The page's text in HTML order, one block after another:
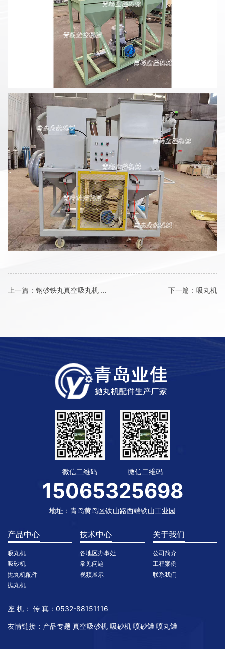
上一篇： 钢砂铁丸真空吸丸机 地坑清理机 下一篇： 吸丸机
微信二维码 微信二维码
15065325698
地址：青岛黄岛区铁山路西端铁山工业园
产品中心
吸丸机
吸砂机
抛丸机配件
抛丸机
技术中心
各地区办事处
常见问题
视频展示
关于我们
公司简介
工程案例
联系我们
座 机： 传 真：0532-88151116
友情链接： 产品专题 真空吸砂机 吸砂机 喷砂罐 喷丸罐